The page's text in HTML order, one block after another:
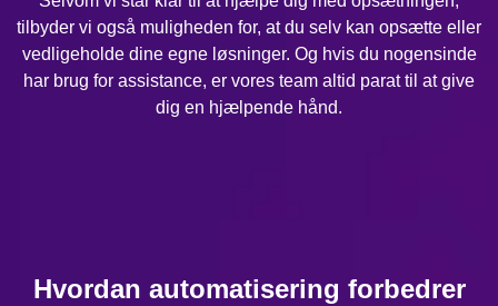
tilbyder vi også muligheden for, at du selv kan opsætte eller
vedligeholde dine egne løsninger. Og hvis du nogensinde
har brug for assistance, er vores team altid parat til at give
dig en hjælpende hånd.
Hvordan automatisering forbedrer